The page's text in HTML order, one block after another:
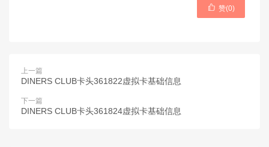
 赞(0)
上一篇
DINERS CLUB卡头361822虚拟卡基础信息
下一篇
DINERS CLUB卡头361824虚拟卡基础信息